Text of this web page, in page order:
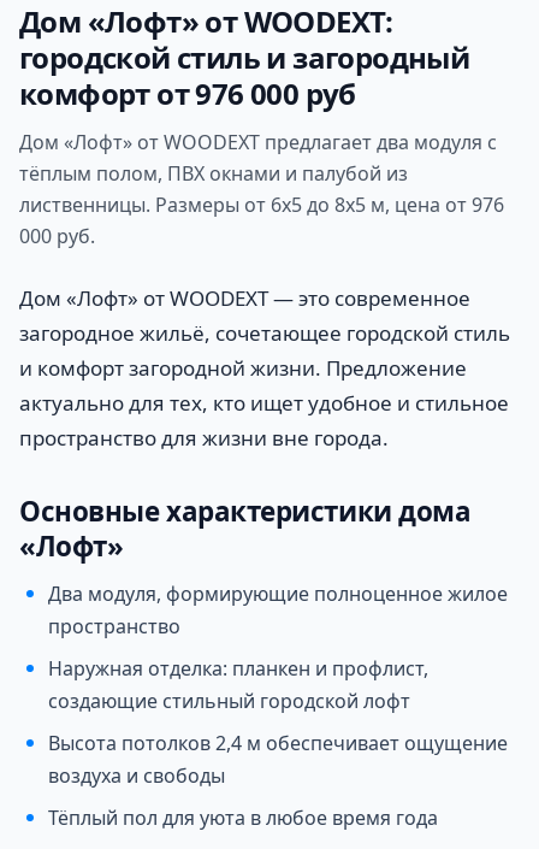
Дом «Лофт» от WOODEXT:
городской стиль и загородный
комфорт от 976 000 руб
Дом «Лофт» от WOODEXT предлагает два модуля с
тёплым полом, ПВХ окнами и палубой из
лиственницы. Размеры от 6х5 до 8х5 м, цена от 976
000 руб.
Дом «Лофт» от WOODEXT — это современное
загородное жильё, сочетающее городской стиль
и комфорт загородной жизни. Предложение
актуально для тех, кто ищет удобное и стильное
пространство для жизни вне города.
Основные характеристики дома
«Лофт»
Два модуля, формирующие полноценное жилое
пространство
Наружная отделка: планкен и профлист,
создающие стильный городской лофт
Высота потолков 2,4 м обеспечивает ощущение
воздуха и свободы
Тёплый пол для уюта в любое время года